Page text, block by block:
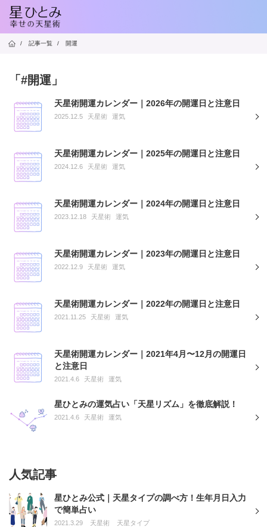
/ 記事一覧 / 開運
「#開運」
天星術開運カレンダー｜2026年の開運日と注意日
2025.12.5 天星術 運気
天星術開運カレンダー｜2025年の開運日と注意日
2024.12.6 天星術 運気
天星術開運カレンダー｜2024年の開運日と注意日
2023.12.18 天星術 運気
天星術開運カレンダー｜2023年の開運日と注意日
2022.12.9 天星術 運気
天星術開運カレンダー｜2022年の開運日と注意日
2021.11.25 天星術 運気
天星術開運カレンダー｜2021年4月〜12月の開運日
と注意日
2021.4.6 天星術 運気
星ひとみの運気占い「天星リズム」を徹底解説！
2021.4.6 天星術 運気
人気記事
星ひとみ公式｜天星タイプの調べ方！生年月日入力
で簡単占い
2021.3.29 天星術 天星タイプ